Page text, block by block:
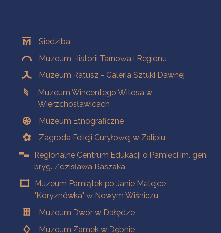
Siedziba
Muzeum Historii Tarnowa i Regionu
Muzeum Ratusz - Galeria Sztuki Dawnej
Muzeum Wincentego Witosa w
Wierzchosławicach
Muzeum Etnograficzne
Zagroda Felicji Curyłowej w Zalipiu
Regionalne Centrum Edukacji o Pamięci im. gen.
bryg. Zdzisława Baszaka
Muzeum Pamiątek po Janie Matejce
"Koryznówka" w Nowym Wiśniczu
Muzeum Dwór w Dołędze
Muzeum Zamek w Dębnie